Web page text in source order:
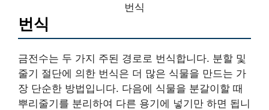
번식
번식
금전수는 두 가지 주된 경로로 번식합니다. 분할 및
줄기 절단에 의한 번식은 더 많은 식물을 만드는 가
장 단순한 방법입니다. 다음에 식물을 분갈이할 때
뿌리줄기를 분리하여 다른 용기에 넣기만 하면 됩니